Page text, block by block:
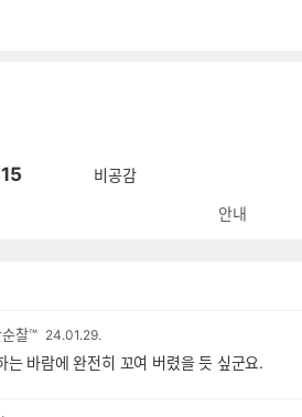
15 비공감
안내
찰™ 24.01.29.
는 바람에 완전히 꼬여 버렸을 듯 싶군요.